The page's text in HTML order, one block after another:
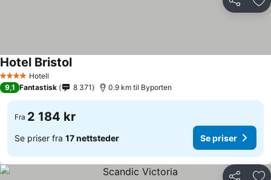
Del
4 StjernerHotell
Hotel Bristol
9,1 Fantastisk 8 371 0.9 km til Byporten
Fra 2 184 kr
Se priser fra 17 nettsteder Se priser